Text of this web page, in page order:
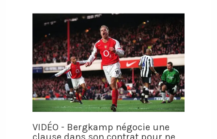
VIDÉO - Bergkamp négocie une